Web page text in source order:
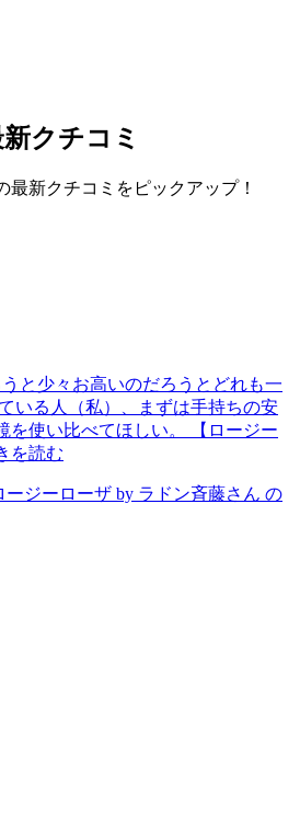
クチコミ
最新クチコミをピックアップ！
うと少々お高いのだろうとどれも一
いる人（私）、まずは手持ちの安
を使い比べてほしい。 【ロージー
を読む